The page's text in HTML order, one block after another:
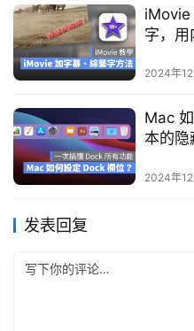
iMovie
字，
2024年12
Mac
本的隐
2024年12
发表回复